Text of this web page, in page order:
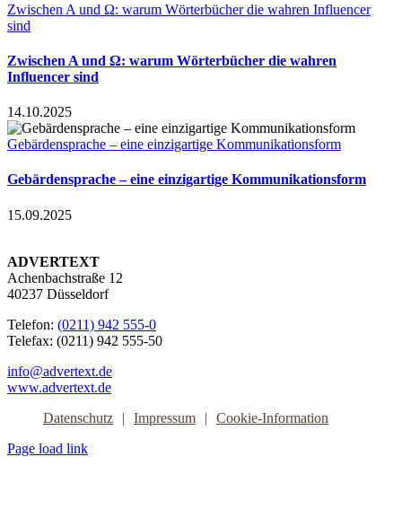
Zwischen A und Ω: warum Wörterbücher die wahren Influencer
sind
Zwischen A und Ω: warum Wörterbücher die wahren
Influencer sind
14.10.2025
Gebärdensprache – eine einzigartige Kommunikationsform
Gebärdensprache – eine einzigartige Kommunikationsform
15.09.2025
ADVERTEXT
Achenbachstraße 12
40237 Düsseldorf
Telefon: (0211) 942 555-0
Telefax: (0211) 942 555-50
info@advertext.de
www.advertext.de
Datenschutz
Impressum
Cookie-Information
Page load link